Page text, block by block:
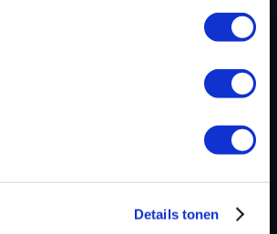
Details tonen
Bespaar honderden euro’s
meer uit te besteden.
tuning engineers staat voor je klaar
Altijd een
– ook bij complexe of minder
– onze oplossing past bij elke